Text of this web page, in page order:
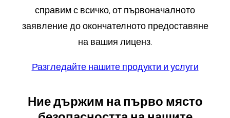
справим с всичко, от първоначалното
заявление до окончателното предоставяне
на вашия лиценз.
Разгледайте нашите продукти и услуги
Ние държим на първо място